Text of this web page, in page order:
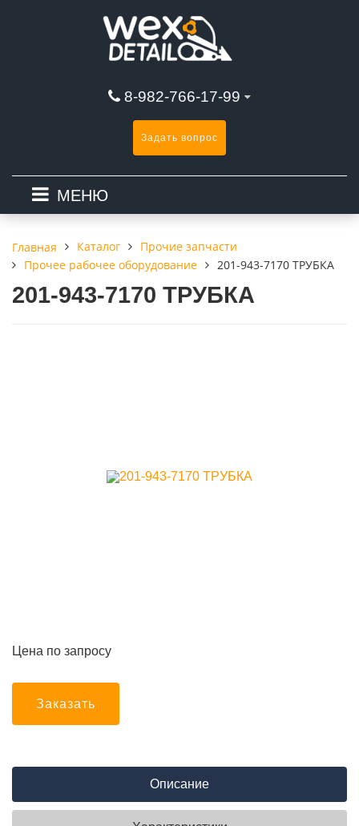
8-982-766-17-99
Задать вопрос
МЕНЮ
Главная Каталог
Прочие запчасти
Прочее рабочее оборудование
201-943-7170 ТРУБКА
201-943-7170 ТРУБКА
Цена по запросу
Заказать
Описание